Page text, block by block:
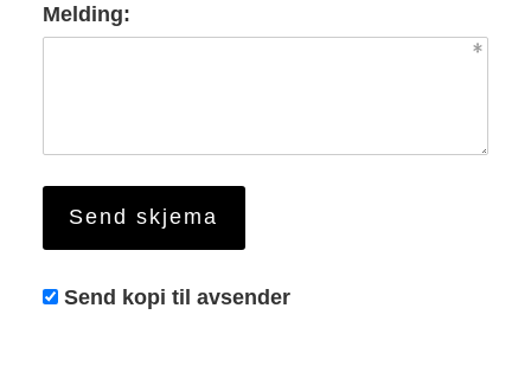
Melding:
Send kopi til avsender